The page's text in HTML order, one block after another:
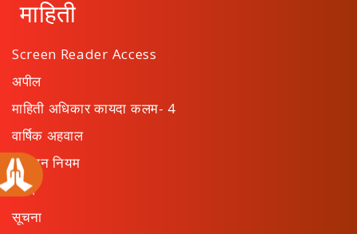
माहिती
Screen Reader Access
अपील
माहिती अधिकार कायदा कलम- 4
वार्षिक अहवाल
संस्थान नियम
ठराव
सूचना